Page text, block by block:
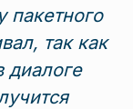
пакетного
так как
диалоге